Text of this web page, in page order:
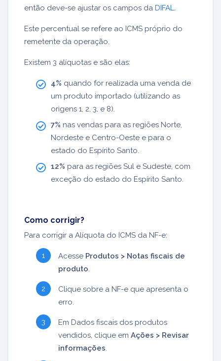
então deve-se ajustar os campos da DIFAL
Este percentual se refere ao ICMS próprio do
remetente da operação.
Existem 3 alíquotas e são elas:
4% quando for realizada uma venda de
um produto importado (utilizando as
origens 1, 2, 3, e 8).
7% nas vendas para as regiões Norte,
Nordeste e Centro-Oeste e para o
estado do Espírito Santo.
12% para as regiões Sul e Sudeste, com
exceção do estado do Espírito Santo.
Como corrigir?
Para corrigir a Alíquota do ICMS da NF-e:
Acesse Produtos > Notas fiscais de
produto
Clique sobre a NF-e que apresenta o
erro.
Em Dados fiscais dos produtos
vendidos, clique em Ações > Revisar
informações